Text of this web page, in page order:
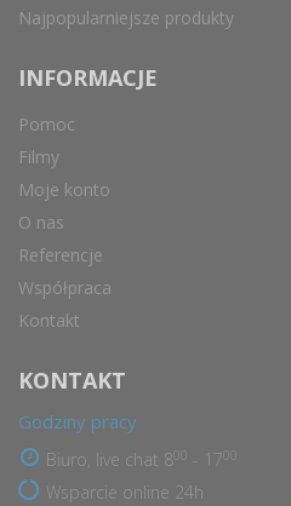
Najpopularniejsze produkty
INFORMACJE
Pomoc
Filmy
Moje konto
O nas
Referencje
Współpraca
Kontakt
KONTAKT
Godziny pracy
Biuro, live chat 8 - 17
Wsparcie online 24h